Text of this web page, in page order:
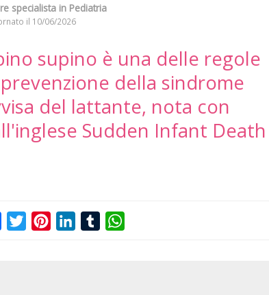
specialista in Pediatria
il 10/06/2026
supino è una delle regole
della sindrome
del lattante, nota con
Sudden Infant Death
FacebookTwitterPinterestLinkedInTumblr